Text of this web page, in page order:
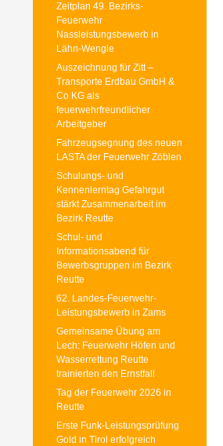
Zeitplan 49. Bezirks-
Feuerwehr
Nassleistungsbewerb in
Lähn-Wengle
Auszeichnung für Zitt –
Transporte Erdbau GmbH &
Co KG als
feuerwehrfreundlicher
Arbeitgeber
Fahrzeugsegnung des neuen
LASTA der Feuerwehr Zöblen
Schulungs- und
Kennenlerntag Gefahrgut
stärkt Zusammenarbeit im
Bezirk Reutte
Schul- und
Informationsabend für
Bewerbsgruppen im Bezirk
Reutte
62. Landes-Feuerwehr-
Leistungsbewerb in Zams
Gemeinsame Übung am
Lech: Feuerwehr Höfen und
Wasserrettung Reutte
trainierten den Ernstfall
Tag der Feuerwehr 2026 in
Reutte
Erste Funk-Leistungsprüfung
Gold in Tirol erfolgreich